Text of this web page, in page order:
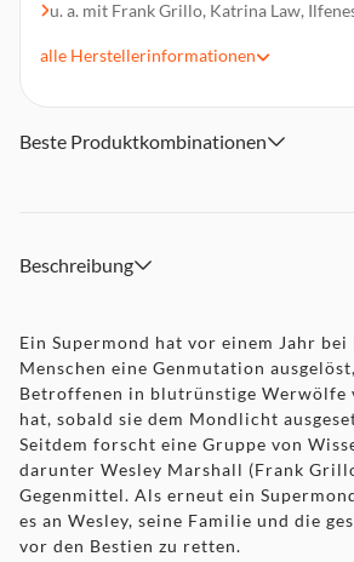
u. a. mit Frank Grillo, Katrina Law,
Regie: Steven C. Miller
alle Herstellerinformationen
Beste Produktkombinationen
Beschreibung
Ein Supermond hat vor einem Jahr
Menschen eine Genmutation
Betroffenen in blutrünstige Werwölfe
hat, sobald sie dem Mondlicht
Seitdem forscht eine Gruppe von
darunter Wesley Marshall (Frank
Gegenmittel. Als erneut ein
es an Wesley, seine Familie und die
vor den Bestien zu retten.